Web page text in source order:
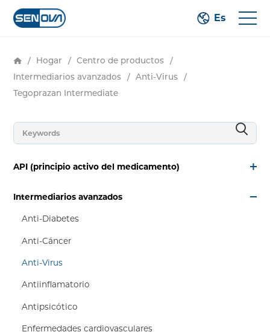
Es
/ Hogar / Centro de productos
/
Intermediarios avanzados
/ Anti-Virus
/
Tegoprazan Intermediate
API (principio activo del medicamento)
Intermediarios avanzados
Anti-Diabetes
Anti-Cáncer
Anti-Virus
Antiinflamatorio
Antipsicótico
Enfermedades cardiovasculares